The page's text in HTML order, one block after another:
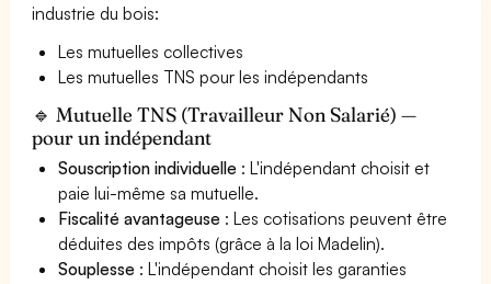
industrie du bois:
Les mutuelles collectives
Les mutuelles TNS pour les indépendants
🔹 Mutuelle TNS (Travailleur Non Salarié) —
pour un indépendant
Souscription individuelle : L'indépendant choisit et
paie lui-même sa mutuelle.
Fiscalité avantageuse : Les cotisations peuvent être
déduites des impôts (grâce à la loi Madelin).
Souplesse : L'indépendant choisit les garanties